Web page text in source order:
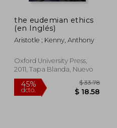
the eudemian ethics
(en Inglés)
Aristotle ; Kenny, Anthony
Oxford University Press,
2011, Tapa Blanda, Nuevo